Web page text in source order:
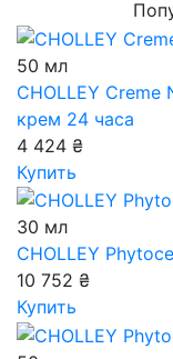
50 мл
CHOLLEY Creme
крем 24 часа
4 424 ₴
Купить
30 мл
CHOLLEY
10 752 ₴
Купить